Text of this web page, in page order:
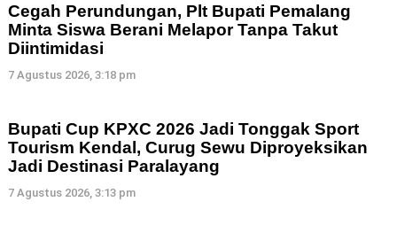
Cegah Perundungan, Plt Bupati Pemalang
Minta Siswa Berani Melapor Tanpa Takut
Diintimidasi
7 Agustus 2026, 3:18 pm
Bupati Cup KPXC 2026 Jadi Tonggak Sport
Tourism Kendal, Curug Sewu Diproyeksikan
Jadi Destinasi Paralayang
7 Agustus 2026, 3:13 pm